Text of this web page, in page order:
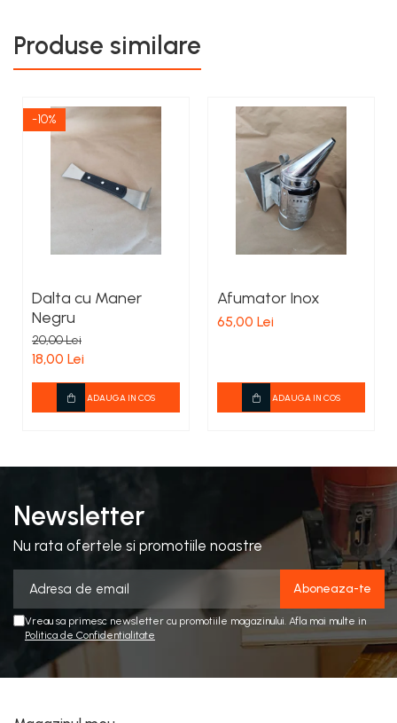
Produse similare
-10%
Dalta cu Maner
Negru
20,00 Lei
18,00 Lei
ADAUGA IN COS
Afumator Inox
65,00 Lei
ADAUGA IN COS
Newsletter
Nu rata ofertele si promotiile noastre
Vreau sa primesc newsletter cu promotiile magazinului. Afla mai multe in
Politica de Confidentialitate